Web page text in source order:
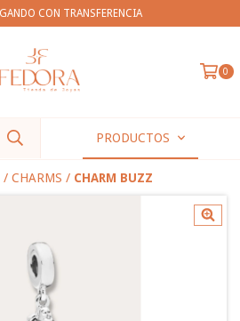
CON TRANSFERENCIA
0
PRODUCTOS
/ CHARMS / CHARM BUZZ